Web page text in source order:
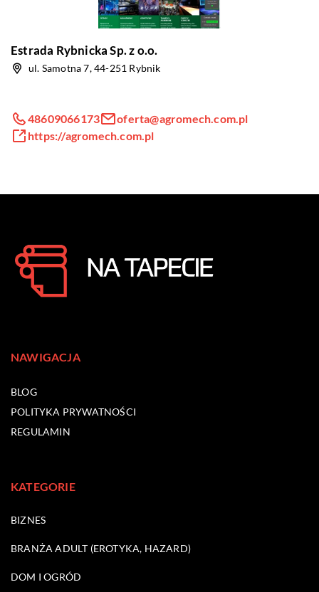
Estrada Rybnicka Sp. z o.o.
ul. Samotna 7, 44-251 Rybnik
48609066173
oferta@agromech.com.pl
https://agromech.com.pl
NAWIGACJA
BLOG
POLITYKA PRYWATNOŚCI
REGULAMIN
KATEGORIE
BIZNES
BRANŻA ADULT (EROTYKA, HAZARD)
DOM I OGRÓD